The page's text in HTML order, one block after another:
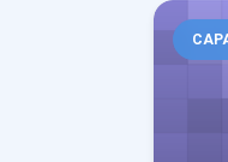
Roles y